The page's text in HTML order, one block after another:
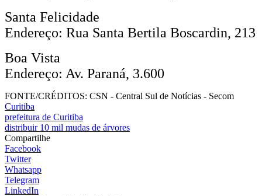
Santa Felicidade
Endereço: Rua Santa Bertila Boscardin, 213
Boa Vista
Endereço: Av. Paraná, 3.600
FONTE/CRÉDITOS: CSN - Central Sul de Notícias - Secom
Curitiba
prefeitura de Curitiba
distribuir 10 mil mudas de árvores
Compartilhe
Facebook
Twitter
Whatsapp
Telegram
LinkedIn